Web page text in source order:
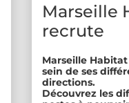
Marseille
recrute
Marseille
sein de ses
directions.
Découvrez les